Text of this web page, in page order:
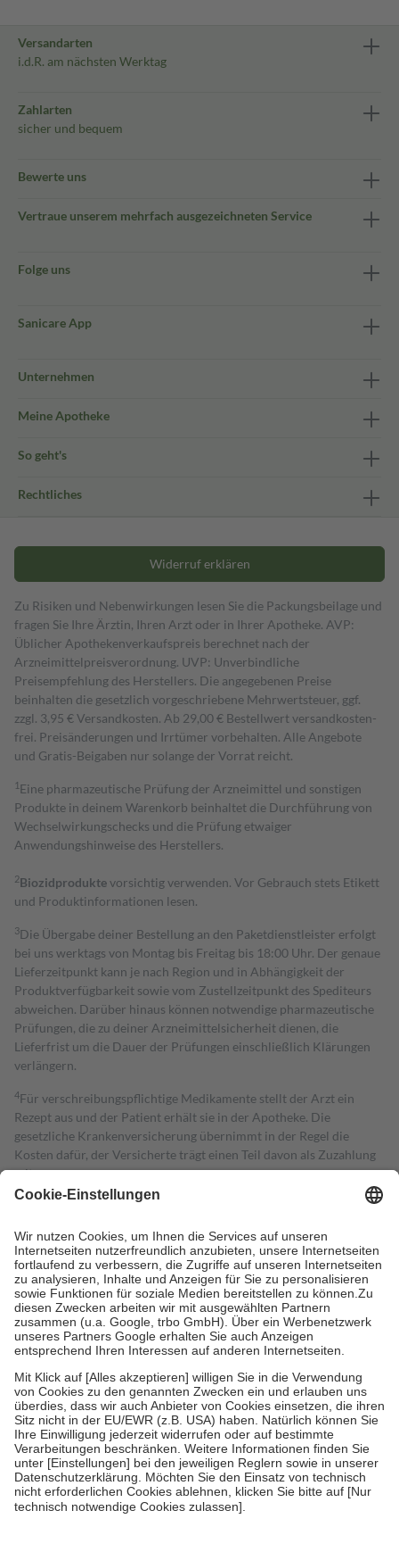
Versandarten
i.d.R. am nächsten Werktag
Zahlarten
sicher und bequem
Bewerte uns
Vertraue unserem mehrfach ausgezeichneten Service
Folge uns
Sanicare App
Unternehmen
Meine Apotheke
So geht's
Rechtliches
Widerruf erklären
Zu Risiken und Nebenwirkungen lesen Sie die Packungsbeilage und
fragen Sie Ihre Ärztin, Ihren Arzt oder in Ihrer Apotheke. AVP:
Üblicher Apothekenverkaufspreis berechnet nach der
Arzneimittelpreisverordnung. UVP: Unverbindliche
Preisempfehlung des Herstellers. Die angegebenen Preise
beinhalten die gesetzlich vorgeschriebene Mehrwertsteuer, ggf.
zzgl. 3,95 € Versandkosten. Ab 29,00 € Bestell­wert versand­kosten­
frei. Preisänderungen und Irrtümer vorbehalten. Alle Angebote
und Gratis-Beigaben nur solange der Vorrat reicht.
1 Eine pharmazeutische Prüfung der Arzneimittel und sonstigen
Produkte in deinem Warenkorb beinhaltet die Durchführung von
Wechselwirkungschecks und die Prüfung etwaiger
Anwendungshinweise des Herstellers.
2Biozidproduktevorsichtig verwenden. Vor Gebrauch stets Etikett
und Produktinformationen lesen.
3Die Übergabe deiner Bestellung an den Paketdienstleister erfolgt
bei uns werktags von Montag bis Freitag bis 18:00 Uhr. Der genaue
Lieferzeitpunkt kann je nach Region und in Abhängigkeit der
Produktverfügbarkeit sowie vom Zustellzeitpunkt des Spediteurs
abweichen. Darüber hinaus können notwendige pharmazeutische
Prüfungen, die zu deiner Arzneimittelsicherheit dienen, die
Lieferfrist um die Dauer der Prüfungen einschließlich Klärungen
verlängern.
4Für verschreibungspflichtige Medikamente stellt der Arzt ein
Rezept aus und der Patient erhält sie in der Apotheke. Die
gesetzliche Krankenversicherung übernimmt in der Regel die
Kosten dafür, der Versicherte trägt einen Teil davon als Zuzahlung
mit.
Grundsätzlich leisten Mitglieder Zuzahlungen in Höhe von zehn
höchstens zehn Euro.
Es sind jedoch nie mehr als die tatsächlichen
Kosten der Leistung zu entrichten.
Diese Regeln gelten grundsätzlich auch für Online-Apotheken.
Bei Heilmitteln und häuslicher Krankenpflege beträgt die
Zuzahlung zehn Prozent der Kosten sowie zehn Euro je
Verordnung.
Um das Engagement der Versicherten für ihre eigene Gesundheit zu
stärken und die besondere Stellung der Familie zu unterstützen,
fallenkeine Zuzahlungenan bei:
• Kindern und Jugendlichen bis zum vollendeten 18. Lebensjahr
mit Ausnahme der Fahrkosten
• Untersuchungen zur Vorsorge und Früherkennung, die von der
GKV getragen werden
• empfohlenen Schutzimpfungen
• Harn- und Blutteststreifen